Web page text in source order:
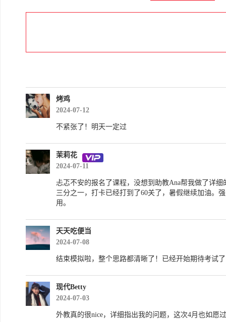
烤鸡
2024-07-12
不紧张了！明天一定过
茉莉花
2024-07-11
忐忑不安的报名了课程，没想到助教Ana帮我做了详
三分之一，打卡已经打到了60关了，暑假继续加油。
用。
天天吃便当
2024-07-08
结束模拟啦，整个思路都清晰了！已经开始期待考试
现代Betty
2024-07-03
外教真的很nice，详细指出我的问题，这次4月也如愿